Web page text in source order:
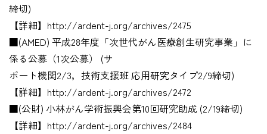
締切)
【詳細】http://ardent-j.org/archives/2475
■(AMED) 平成28年度「次世代がん医療創生研究事業」に
係る公募（1次公募） (サ
ポート機関2/3，技術支援班 応用研究タイプ2/9締切)
【詳細】http://ardent-j.org/archives/2472
■(公財) 小林がん学術振興会第10回研究助成 (2/19締切)
【詳細】http://ardent-j.org/archives/2484